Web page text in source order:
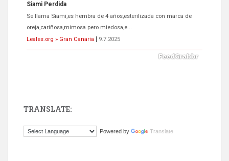
Siami Perdida
Se llama Siami,es hembra de 4 años,esterilizada con marca de
oreja,cariñosa,mimosa pero miedosa,e...
Leales.org » Gran Canaria
9.7.2025
El ayuntamiento se va a llevar a Los Gatos callejeros de la zona los
TRANSLATE:
Powered by Translate